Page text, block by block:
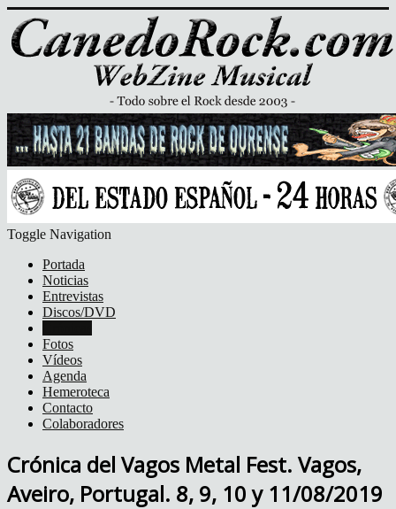
Toggle Navigation
Portada
Noticias
Entrevistas
Discos/DVD
Fotos
Vídeos
Agenda
Hemeroteca
Contacto
Colaboradores
Crónica del Vagos Metal Fest. Vagos,
Aveiro, Portugal. 8, 9, 10 y 11/08/2019